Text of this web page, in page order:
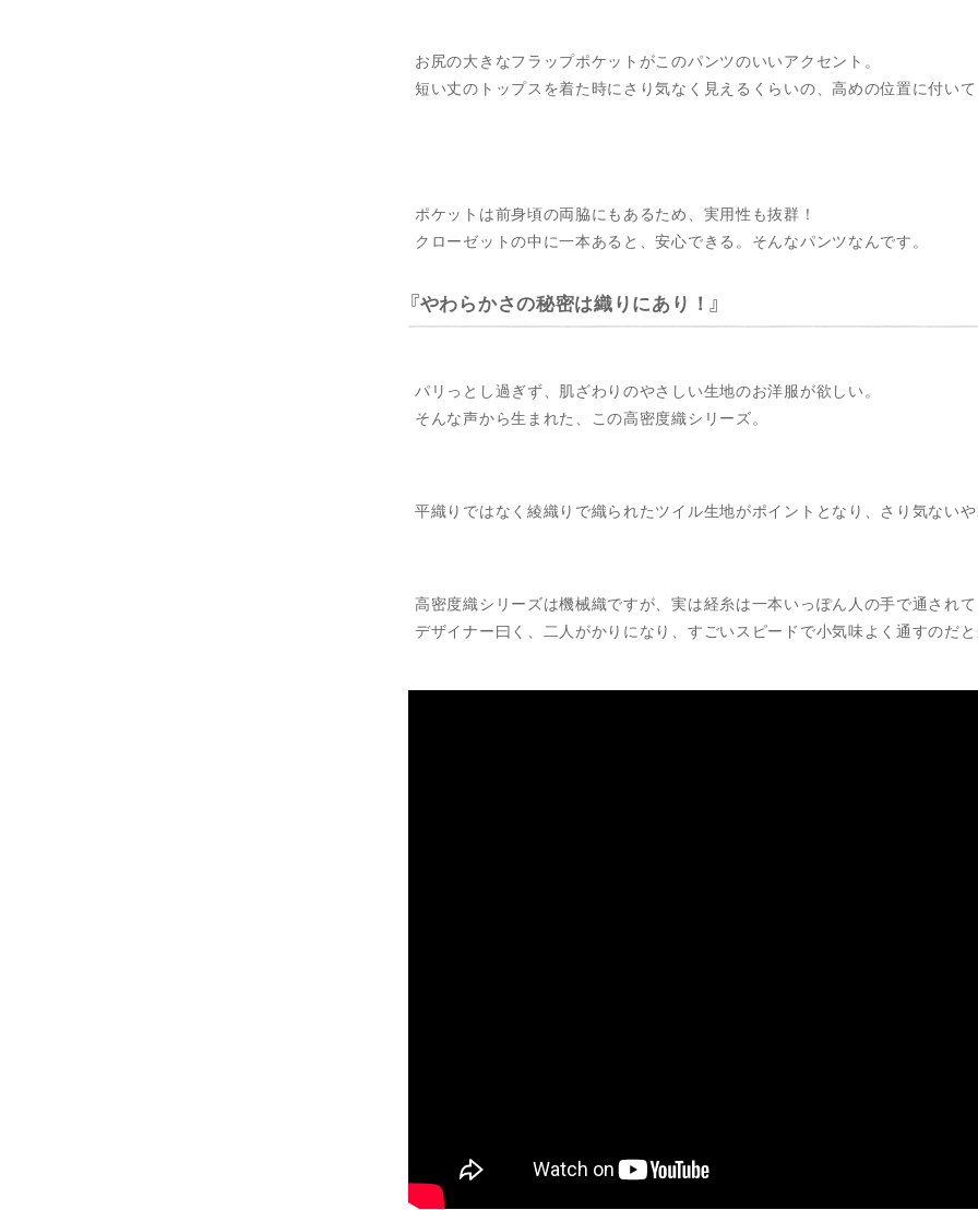
お尻の大きなフラップポケットがこのパンツのいいアクセント。
短い丈のトップスを着た時にさり気なく見えるくらいの、高めの位置に付い
ポケットは前身頃の両脇にもあるため、実用性も抜群！
クローゼットの中に一本あると、安心できる。そんなパンツなんです。
やわらかさの秘密は織りにあり！
パリっとし過ぎず、肌ざわりのやさしい生地のお洋服が欲しい。
そんな声から生まれた、この高密度織シリーズ。
平織りではなく綾織りで織られたツイル生地がポイントとなり、さり気ない
高密度織シリーズは機械織ですが、実は経糸は一本いっぽん人の手で通され
デザイナー曰く、二人がかりになり、すごいスピードで小気味よく通すのだ